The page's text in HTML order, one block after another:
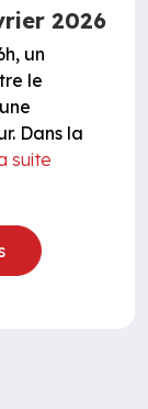
2026
un
le
Dans la
suite